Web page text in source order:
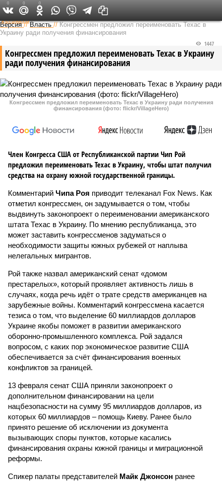
Федеральный выпуск
Версия //Власть //Конгрессмен предложил переименовать Техас в
Украину ради получения финансирования
Конгрессмен предложил переименовать Техас в Украину
ради получения финансирования
1447
Конгрессмен предложил переименовать Техас в Украину ради получения
финансирования (фото: flickr/VillageHero)
Член Конгресса США от Республиканской партии Чип Рой
предложил переименовать Техас в Украину, чтобы штат получил
средства на охрану южной государственной границы.
Комментарий Чипа Роя приводит телеканал Fox News. Как
отметил конгрессмен, он задумывается о том, чтобы
выдвинуть законопроект о переименовании американского
штата Техас в Украину. По мнению республиканца, это
может заставить конгрессменов задуматься о
необходимости защиты южных рубежей от наплыва
нелегальных мигрантов.
Рой также назвал американский сенат «домом
престарелых», который проявляет активность лишь в
случаях, когда речь идёт о трате средств американцев на
зарубежные войны. Комментарий конгрессмена касается
тезиса о том, что выделение 60 миллиардов долларов
Украине якобы поможет в развитии американского
оборонно-промышленного комплекса. Рой задался
вопросом, с каких пор экономическое развитие США
обеспечивается за счёт финансирования военных
конфликтов за границей.
13 февраля сенат США приняли законопроект о
дополнительном финансировании на цели
нацбезопасности на сумму 95 миллиардов долларов, из
которых 60 миллиардов – помощь Киеву. Ранее было
принято решение об исключении из документа
вызывающих споры пунктов, которые касались
финансирования охраны южной границы и миграционной
реформы.
Спикер палаты представителей Майк Джонсон ранее
0 0 0